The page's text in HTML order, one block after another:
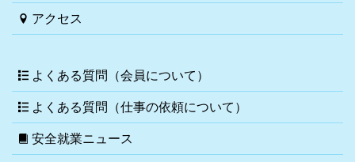
アクセス
よくある質問（会員について）
よくある質問（仕事の依頼について）
安全就業ニュース